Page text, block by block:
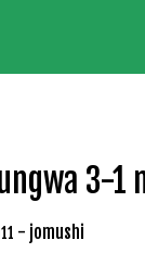
3-1
- jomushi